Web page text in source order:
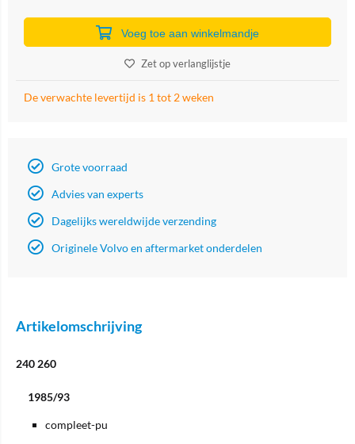
Voeg toe aan winkelmandje
Zet op verlanglijstje
De verwachte levertijd is 1 tot 2 weken
Grote voorraad
Advies van experts
Dagelijks wereldwijde verzending
Originele Volvo en aftermarket onderdelen
Artikelomschrijving
240 260
1985/93
compleet-pu